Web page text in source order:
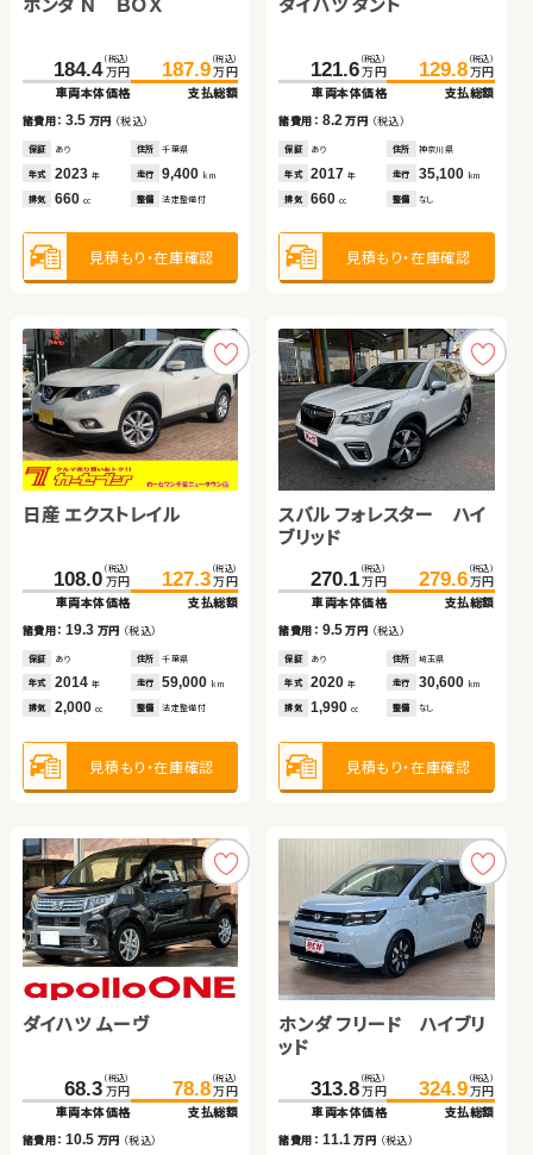
184.4（税込）
万円
車両本体価格
187.9 （税込）
万円
支払総額
諸費用：3.5 万円 （税込）
保証 あり 住所 千葉県
年式 2023 年 走行 9,400 km
排気 660 cc 整備 法定整備付
見積もり・在庫確認
121.6 （税込）
万円
車両本体価格
129.8 （税込）
万円
支払総額
諸費用： 8.2万円 （税込）
保証 あり 住所 神奈川県
年式 2017年 走行 35,100 km
排気 660cc 整備 なし
見積もり・在庫確認
日産 エクストレイル
108.0 （税込）
万円
車両本体価格
127.3 （税込）
万円
支払総額
諸費用：19.3 万円 （税込）
保証 あり 住所 千葉県
年式 2014 年 走行 59,000 km
排気 2,000 cc 整備 法定整備付
見積もり・在庫確認
スバル フォレスター ハイ
ブリッド
270.1 （税込）
万円
車両本体価格
279.6 （税込）
万円
支払総額
諸費用： 9.5万円 （税込）
保証 あり 住所 埼玉県
年式 2020年 走行 30,600 km
排気 1,990cc 整備 なし
見積もり・在庫確認
ダイハツ ムーヴ
68.3 （税込）
万円
車両本体価格
78.8 （税込）
万円
支払総額
諸費用：10.5 万円 （税込）
ホンダ フリード ハイブリ
ッド
313.8 （税込）
万円
車両本体価格
324.9 （税込）
万円
支払総額
諸費用： 11.1 万円 （税込）
49.9（税込）
万円
車両本体価格
65.7 （税込）
万円
支払総額
諸費用：15.8万円（税込）
保証 あり 住所 埼玉県
年式 2012 年 走行 87,700km
排気 1,500 整備 法定整備付
見積もり・在庫確認
91.0 （税込）
万円
車両本体価格
103.9 （税込）
万円
支払総額
諸費用： 12.9万円（税込）
保証 あり 住所 岩手県
年式 2020年 走行 69,800 km
排気 1,200 整備 法定整備付
見積もり・在庫確認
トヨタ ヴォクシー
101.6 （税込）
万円
車両本体価格
117.2 （税込）
万円
支払総額
諸費用：15.6 万円 （税込）
保証 あり 住所 埼玉県
年式 2005 年 走行 2,600km
排気 2,000 cc 整備 なし
見積もり・在庫確認
トヨタ ルーミー
136.0 （税込）
万円
車両本体価格
153.8 （税込）
万円
支払総額
諸費用： 17.8万円（税込）
保証 なし 住所 福島県
年式 2021年 走行 20,800 km
排気 1,000cc 整備 法定整備付
見積もり・在庫確認
トヨタ ルーミー
74.8 （税込）
万円
車両本体価格
82.7 （税込）
万円
支払総額
諸費用：7.9万円（税込）
日産 セレナ
162.4 （税込）
万円
車両本体価格
179.6 （税込）
万円
支払総額
諸費用： 17.2 万円 （税込）
150.1（税込）
万円
車両本体価格
157.0 （税込）
万円
支払総額
諸費用：6.9 万円 （税込）
保証 なし 住所 埼玉県
年式 2016 年 走行 26,800km
排気 660 cc 整備 なし
見積もり・在庫確認
158.0 （税込）
万円
車両本体価格
165.0 （税込）
万円
支払総額
諸費用： 7.0万円 （税込）
保証 なし 住所 宮城県
年式 2016年 走行 80,400 km
排気 660cc 整備 法定整備付
見積もり・在庫確認
トヨタ ノア
307.7 （税込）
万円
車両本体価格
322.0 （税込）
万円
支払総額
諸費用：14.3 万円 （税込）
保証 なし 住所 岡山県
年式 2022 年 走行 19,400 km
排気 2,000 cc 整備 法定整備付
見積もり・在庫確認
スズキ ワゴンＲ
34.0 （税込）
万円
車両本体価格
38.5 （税込）
万円
支払総額
諸費用： 4.5万円 （税込）
保証 あり 住所 福岡県
年式 2014年 走行 43,000 km
排気 660cc 整備 法定整備付
見積もり・在庫確認
トヨタ アクア
250.1 （税込）
万円
車両本体価格
260.2 （税込）
万円
支払総額
諸費用：10.1 万円 （税込）
スバル フォレスター
143.8 （税込）
万円
車両本体価格
158.8 （税込）
万円
支払総額
諸費用： 15.0 万円 （税込）